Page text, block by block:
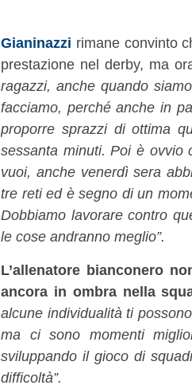
Gianinazzi rimane convinto
prestazione nel derby, ma
ragazzi, anche quando
facciamo, perché anche in
proporre sprazzi di ottima
sessanta minuti. Poi è ovvio
vuoi, anche venerdì sera
tre reti ed è segno di un
Dobbiamo lavorare contro
le cose andranno meglio”.
L’allenatore bianconero
ancora in ombra nella
alcune individualità ti
ma ci sono momenti
sviluppando il gioco di
difficoltà”.